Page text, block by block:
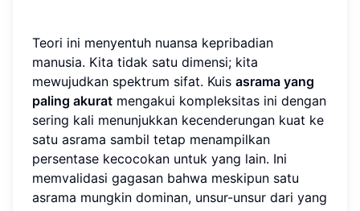
Teori ini menyentuh nuansa kepribadian
manusia. Kita tidak satu dimensi; kita
mewujudkan spektrum sifat. Kuis asrama yang
paling akurat mengakui kompleksitas ini dengan
sering kali menunjukkan kecenderungan kuat ke
satu asrama sambil tetap menampilkan
persentase kecocokan untuk yang lain. Ini
memvalidasi gagasan bahwa meskipun satu
asrama mungkin dominan, unsur-unsur dari yang